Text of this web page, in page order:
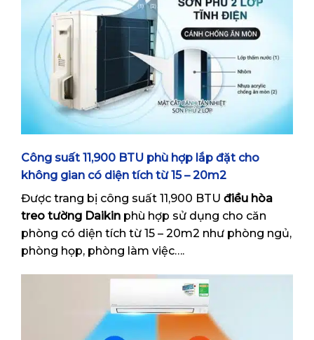
Công suất 11,900 BTU phù hợp lắp đặt cho
không gian có diện tích từ 15 – 20m2
Được trang bị công suất 11,900 BTU điều hòa
treo tường Daikin phù hợp sử dụng cho căn
phòng có diện tích từ 15 – 20m2 như phòng ngủ,
phòng họp, phòng làm việc….